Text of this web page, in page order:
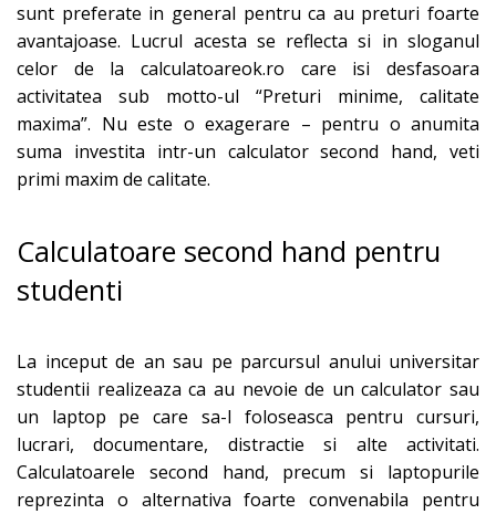
sunt preferate in general pentru ca au preturi foarte
avantajoase. Lucrul acesta se reflecta si in sloganul
celor de la calculatoareok.ro care isi desfasoara
activitatea sub motto-ul “Preturi minime, calitate
maxima”. Nu este o exagerare – pentru o anumita
suma investita intr-un calculator second hand, veti
primi maxim de calitate.
Calculatoare second hand pentru
studenti
La inceput de an sau pe parcursul anului universitar
studentii realizeaza ca au nevoie de un calculator sau
un laptop pe care sa-l foloseasca pentru cursuri,
lucrari, documentare, distractie si alte activitati.
Calculatoarele second hand, precum si laptopurile
reprezinta o alternativa foarte convenabila pentru